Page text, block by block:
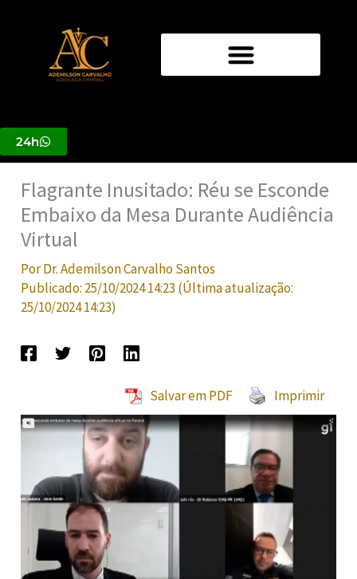
conteúdo
24h
Flagrante Inusitado: Réu se Esconde
Embaixo da Mesa Durante Audiência
Virtual
PorDr. Ademilson Carvalho Santos
Publicado: 25/10/2024 14:23 (Última atualização:
25/10/2024 14:23)
Salvar em PDF Imprimir